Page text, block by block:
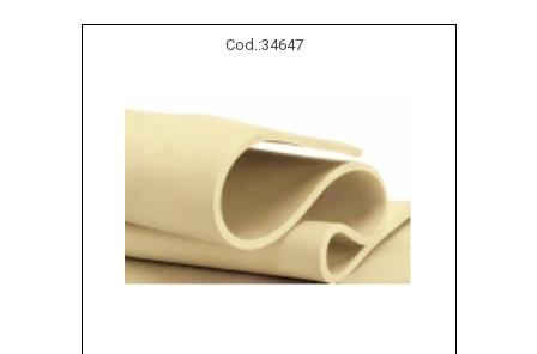
Cod.:34647